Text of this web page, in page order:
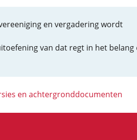
en vergadering wordt
van dat regt in het belang
en achtergronddocumenten